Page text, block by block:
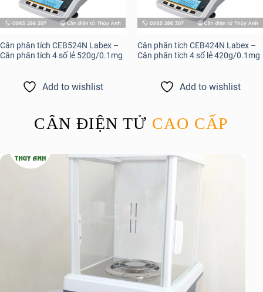
Cân phân tích CEB524N Labex –
Cân phân tích 4 số lẻ 520g/0.1mg
Add to wishlist
Cân phân tích CEB424N Labex –
Cân phân tích 4 số lẻ 420g/0.1mg
Add to wishlist
CÂN ĐIỆN TỬ CAO CẤP